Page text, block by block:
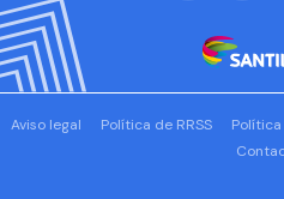
Aviso legal Política de RRSS